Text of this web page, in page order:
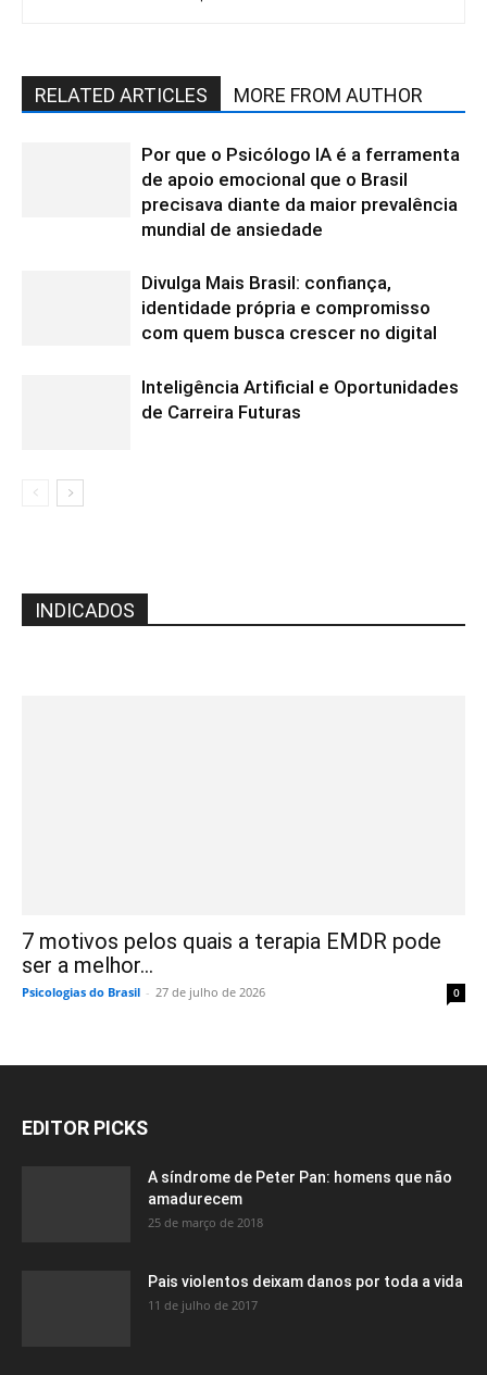
RELATED ARTICLES MORE FROM AUTHOR
Por que o Psicólogo IA é a ferramenta
de apoio emocional que o Brasil
precisava diante da maior prevalência
mundial de ansiedade
Divulga Mais Brasil: confiança,
identidade própria e compromisso
com quem busca crescer no digital
Inteligência Artificial e Oportunidades
de Carreira Futuras
INDICADOS
7 motivos pelos quais a terapia EMDR pode
ser a melhor...
Psicologias do Brasil - 27 de julho de 2026 0
EDITOR PICKS
A síndrome de Peter Pan: homens que não
amadurecem
25 de março de 2018
Pais violentos deixam danos por toda a vida
11 de julho de 2017